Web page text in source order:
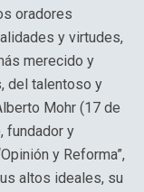
oradores
y virtudes,
merecido y
del talentoso y
Mohr (17 de
fundador y
y Reforma”,
altos ideales, su